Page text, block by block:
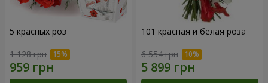
5 красных роз
1 128 грн
101 красная и белая роза
6 554 грн